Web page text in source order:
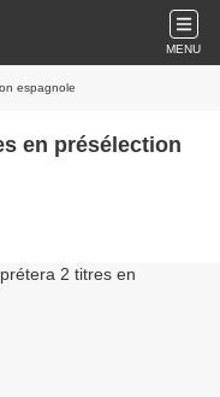
MENU
espagnole
en présélection